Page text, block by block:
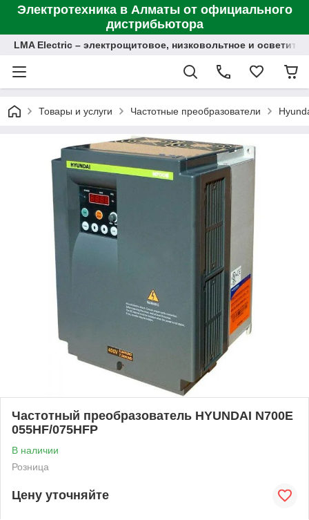
Электротехника в Алматы от официального
дистрибьютора
LMA Electric – электрощитовое, низковольтное и
Товары и услуги Частотные преобразователи
Частотный преобразователь HYUNDAI N700E
055HF/075HFP
В наличии
Розница
Цену уточняйте